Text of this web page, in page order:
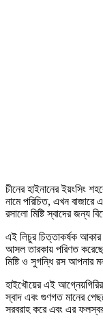
চীনের হাইনানের ইয়ংসিং
নামে পরিচিত, এখন
রসালো মিষ্টি স্বাদের জন্য
এই লিচুর চিত্তাকর্ষক আকার
আসল তারকায় পরিণত
মিষ্টি ও সুগন্ধি রস আপনার
হাইখৌয়ের এই আগ্নেয়গিরির
স্বাদ এবং গুণগত মানের
সরবরাহ করে এবং এর